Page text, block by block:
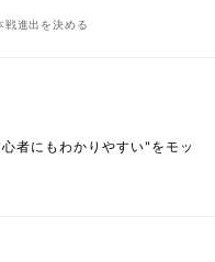
戦進出を決める
者にもわかりやすい"をモッ